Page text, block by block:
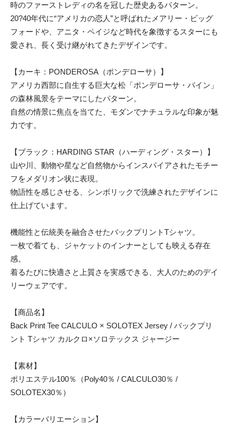
時のファーストレディの名を冠した歴史あるパターン。
20?40年代に“アメリカの恋人”と呼ばれたメアリー・ビッグ
フォードや、アニタ・ペイジなど時代を象徴するスターにも
愛され、長く受け継がれてきたデザインです。
【カーキ：PONDEROSA（ポンデローサ）】
アメリカ西部に自生する巨大な松「ポンデローサ・パイン」
の森林風景をテーマにしたパターン。
自然の情景に焦点を当てた、モダンでナチュラルな印象が魅
力です。
【ブラック：HARDING STAR（ハーディング・スター）】
山や川、動物や星など自然物からインスパイアされたモチー
フをメダリオン状に表現。
物語性を感じさせる、シンボリックで洗練されたデザインに
仕上げています。
機能性と伝統美を融合させたバックプリントTシャツ。
一枚で着ても、ジャケットのインナーとしても映える存在
感。
着るたびに快適さと上質さを実感できる、大人のためのデイ
リーウェアです。
【商品名】
Back Print Tee CALCULO × SOLOTEX Jersey / バックプリ
ント Tシャツ カルクロ×ソロテックス ジャージー
【素材】
ポリエステル100％（Poly40％ / CALCULO30％ /
SOLOTEX30％）
【カラーバリエーション】